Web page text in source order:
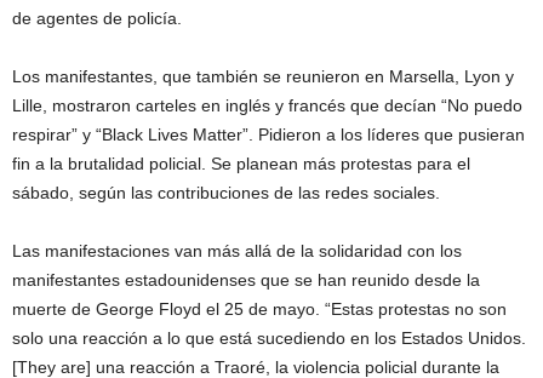
de agentes de policía.
Los manifestantes, que también se reunieron en Marsella, Lyon y
Lille, mostraron carteles en inglés y francés que decían “No puedo
respirar” y “Black Lives Matter”. Pidieron a los líderes que pusieran
fin a la brutalidad policial. Se planean más protestas para el
sábado, según las contribuciones de las redes sociales.
Las manifestaciones van más allá de la solidaridad con los
manifestantes estadounidenses que se han reunido desde la
muerte de George Floyd el 25 de mayo. “Estas protestas no son
solo una reacción a lo que está sucediendo en los Estados Unidos.
[They are] una reacción a Traoré, la violencia policial durante la